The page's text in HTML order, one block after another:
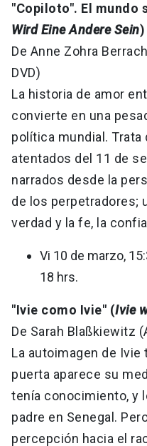
"Copiloto". El mundo
Wird Eine Andere Sein)
De Anne Zohra
DVD)
La historia de amor
convierte en una
política mundial. Trata
atentados del 11 de
narrados desde la
de los perpetradores;
verdad y la fe, la
Vi 10 de marzo,
18 hrs.
"Ivie como Ivie" (Ivie
De Sarah Blaßkiewitz
La autoimagen de Ivie
puerta aparece su
tenía conocimiento, y
padre en Senegal.
percepción hacia el